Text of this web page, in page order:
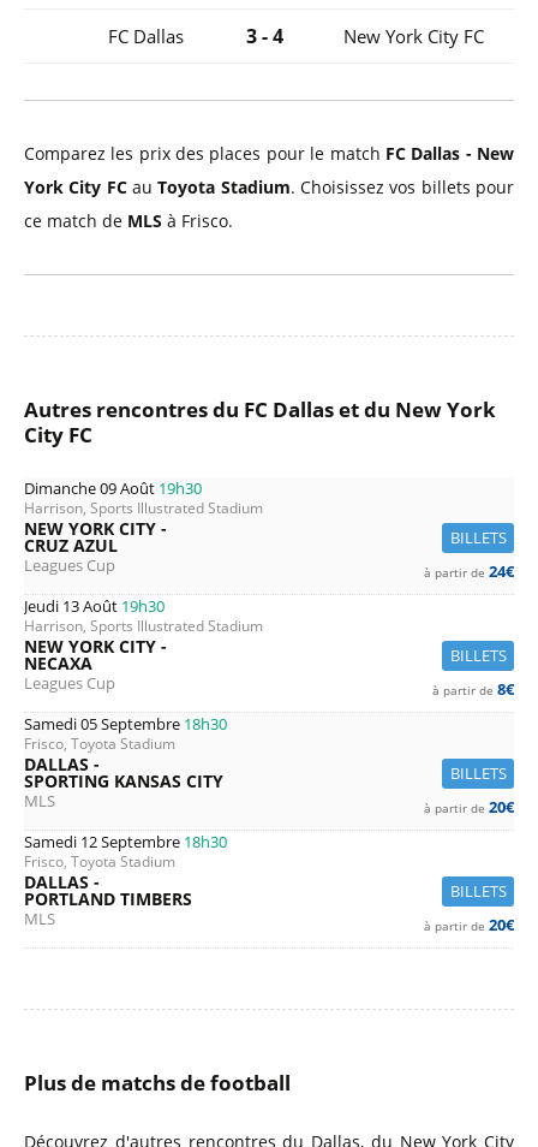
FC Dallas 3 - 4 New York City FC
Comparez les prix des places pour le match FC Dallas - New
York City FCauToyota Stadium. Choisissez vos billets pour
ce match de MLS à Frisco.
Autres rencontres du FC Dallas et du New York
City FC
Dimanche 09 Août 19h30
Harrison, Sports Illustrated Stadium
BILLETS
NEW YORK CITY -
CRUZ AZUL
Leagues Cup à partir de 24€
Jeudi 13 Août 19h30
Harrison, Sports Illustrated Stadium
BILLETS
NEW YORK CITY -
NECAXA
Leagues Cup à partir de 8€
Samedi 05 Septembre 18h30
Frisco, Toyota Stadium
BILLETS
DALLAS -
SPORTING KANSAS CITY
MLS à partir de 20€
Samedi 12 Septembre 18h30
Frisco, Toyota Stadium
BILLETS
DALLAS -
PORTLAND TIMBERS
MLS à partir de 20€
Plus de matchs de football
Découvrez d'autres rencontres du Dallas, du New York City